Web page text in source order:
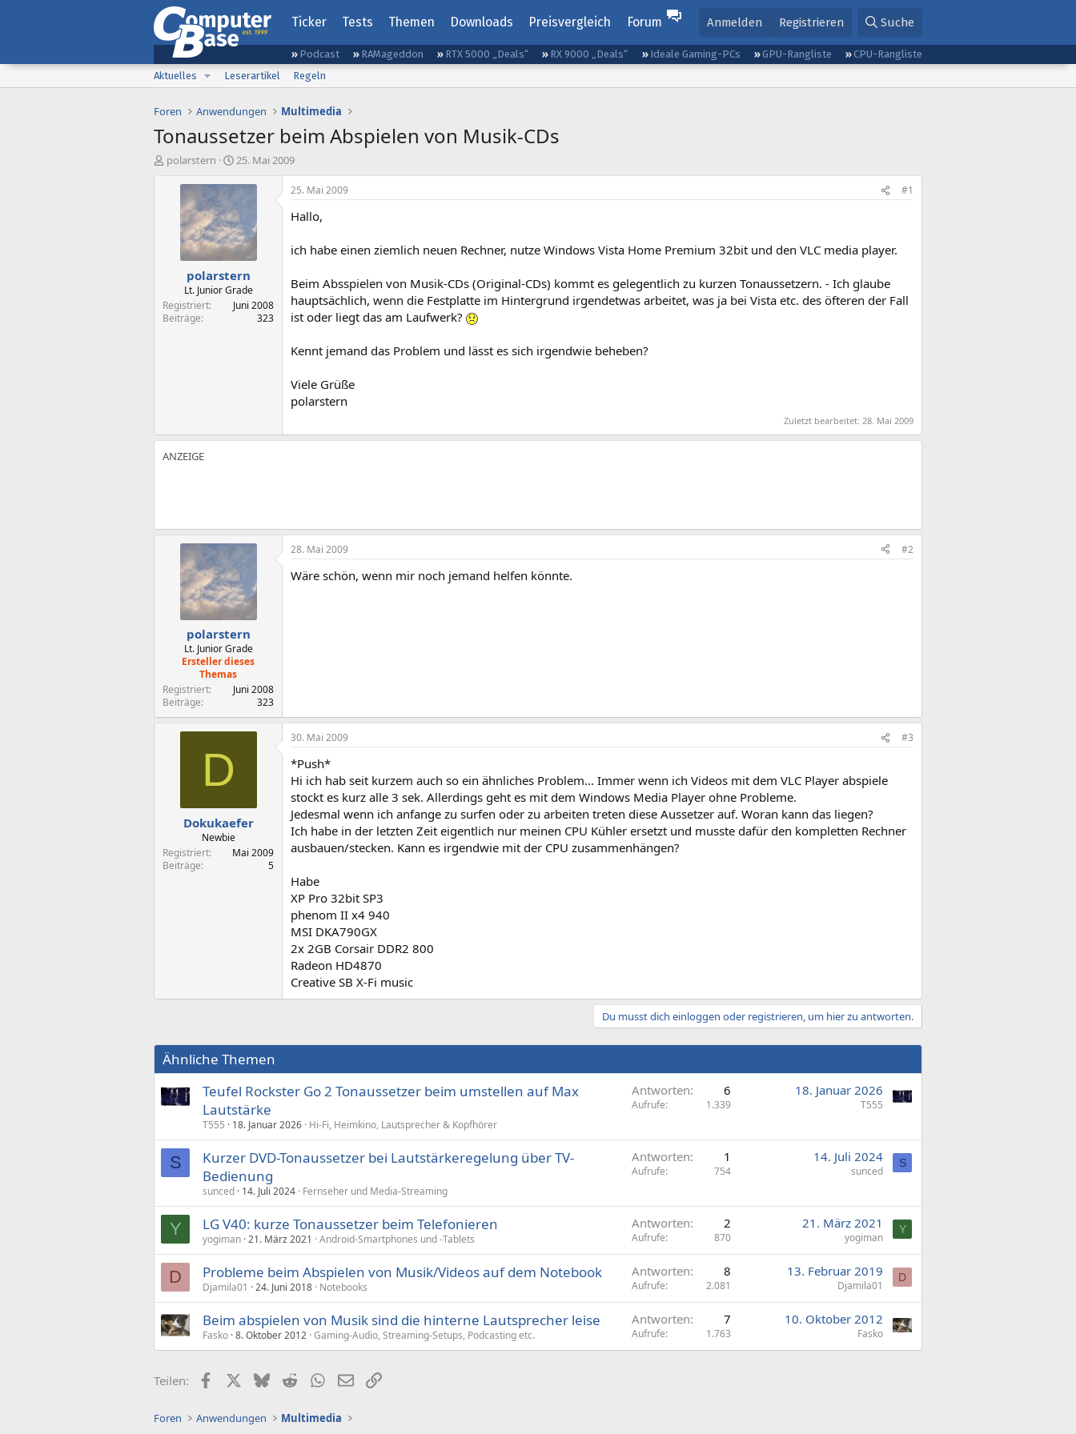
Ticker Tests Themen Downloads Preisvergleich Forum Anmelden Registrieren Suche
Podcast RAMageddon RTX 5000 „Deals“ RX 9000 „Deals“ Ideale Gaming-PCs GPU-Rangliste
CPU-Rangliste
Aktuelles
Leserartikel Regeln
Foren Anwendungen Multimedia
Tonaussetzer beim Abspielen von Musik-CDs
E
polarstern
E
s
e
l
l
t
a
m
25. Mai 2009
polarstern
Lt. Junior Grade
Registriert
Juni 2008
Beiträge
323
25. Mai 2009 #1
Hallo,
ich habe einen ziemlich neuen Rechner, nutze Windows Vista Home Premium 32bit und den VLC media player.
Beim Absspielen von Musik-CDs (Original-CDs) kommt es gelegentlich zu kurzen Tonaussetzern. - Ich glaube
hauptsächlich, wenn die Festplatte im Hintergrund irgendetwas arbeitet, was ja bei Vista etc. des öfteren der Fall
ist oder liegt das am Laufwerk?
Kennt jemand das Problem und lässt es sich irgendwie beheben?
Viele Grüße
polarstern
Zuletzt bearbeitet: 28. Mai 2009
polarstern
Lt. Junior Grade
Ersteller dieses
Themas
Registriert
Juni 2008
Beiträge
323
28. Mai 2009 #2
Wäre schön, wenn mir noch jemand helfen könnte.
D
Dokukaefer
Newbie
Registriert
Mai 2009
Beiträge
5
30. Mai 2009 #3
*Push*
Hi ich hab seit kurzem auch so ein ähnliches Problem... Immer wenn ich Videos mit dem VLC Player abspiele
stockt es kurz alle 3 sek. Allerdings geht es mit dem Windows Media Player ohne Probleme.
Jedesmal wenn ich anfange zu surfen oder zu arbeiten treten diese Aussetzer auf. Woran kann das liegen?
Ich habe in der letzten Zeit eigentlich nur meinen CPU Kühler ersetzt und musste dafür den kompletten Rechner
ausbauen/stecken. Kann es irgendwie mit der CPU zusammenhängen?
Habe
XP Pro 32bit SP3
phenom II x4 940
MSI DKA790GX
2x 2GB Corsair DDR2 800
Radeon HD4870
Creative SB X-Fi music
Du musst dich einloggen oder registrieren, um hier zu antworten.
Ähnliche Themen
Teufel Rockster Go 2 Tonaussetzer beim umstellen auf Max
Lautstärke
T555 18. Januar 2026 Hi-Fi, Heimkino, Lautsprecher & Kopfhörer
Antworten 6
Aufrufe 1.339
18. Januar 2026
T555
S
Kurzer DVD-Tonaussetzer bei Lautstärkeregelung über TV-
Bedienung
sunced 14. Juli 2024 Fernseher und Media-Streaming
Antworten 1
Aufrufe 754
14. Juli 2024
sunced
S
Y LG V40: kurze Tonaussetzer beim Telefonieren
yogiman 21. März 2021 Android-Smartphones und -Tablets
Antworten 2
Aufrufe 870
21. März 2021
yogiman
Y
D Probleme beim Abspielen von Musik/Videos auf dem Notebook
Djamila01 24. Juni 2018 Notebooks
Antworten 8
Aufrufe 2.081
13. Februar 2019
Djamila01
D
Beim abspielen von Musik sind die hinterne Lautsprecher leise
Fasko 8. Oktober 2012 Gaming-Audio, Streaming-Setups, Podcasting etc.
Antworten 7
Aufrufe 1.763
10. Oktober 2012
Fasko
Teilen: FacebookX (Twitter)
BlueskyRedditWhatsApp
E-MailLink
Foren Anwendungen Multimedia